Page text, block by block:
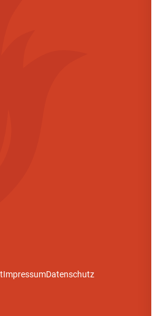
ImpressumDatenschutz